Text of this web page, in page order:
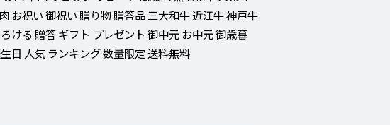
お祝い 御祝い 贈り物 贈答品 三大和牛 近江牛 神戸牛
ける 贈答 ギフト プレゼント 御中元 お中元 御歳暮
日 人気 ランキング 数量限定 送料無料